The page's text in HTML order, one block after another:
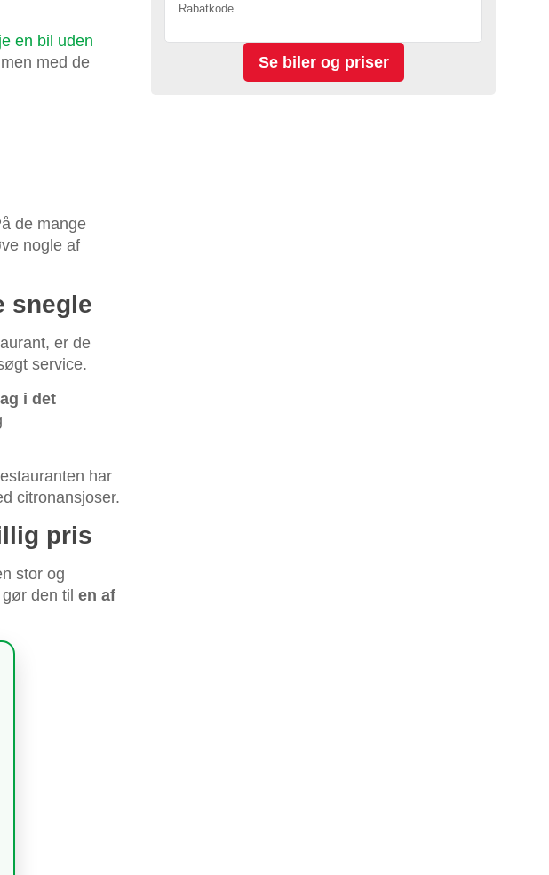
en bil uden
med de
de mange
nogle af
snegle
er de
service.
i det
har
citronansjoser.
pris
stor og
den til en af
Rabatkode